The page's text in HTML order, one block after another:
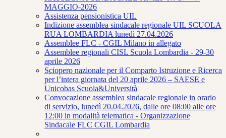
MAGGIO-2026
Assistenza pensionistica UIL
Indizione assemblea sindacale regionale UIL SCUOLA
RUA LOMBARDIA lunedì 27.04.2026
Assemblee FLC - CGIL Milano in allegato
Assemblee regionali CISL Scuola Lombardia - 29-30
aprile 2026
Sciopero nazionale per il Comparto Istruzione e Ricerca
per l’intera giornata del 20 aprile 2026 – SAESE e
Unicobas Scuola&Università
Convocazione assemblea sindacale regionale in orario
di servizio, lunedì 20.04.2026, dalle ore 08:00 alle ore
12:00 in modalità telematica - Organizzazione
Sindacale FLC CGIL Lombardia